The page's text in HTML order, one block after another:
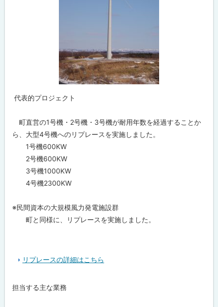
代表的プロジェクト
町直営の1号機・2号機・3号機が耐用年数を経過することか
ら、大型4号機へのリプレースを実施しました。
1号機600KW
2号機600KW
3号機1000KW
4号機2300KW
※民間資本の大規模風力発電施設群
町と同様に、リプレースを実施しました。
リプレースの詳細はこちら
担当する主な業務